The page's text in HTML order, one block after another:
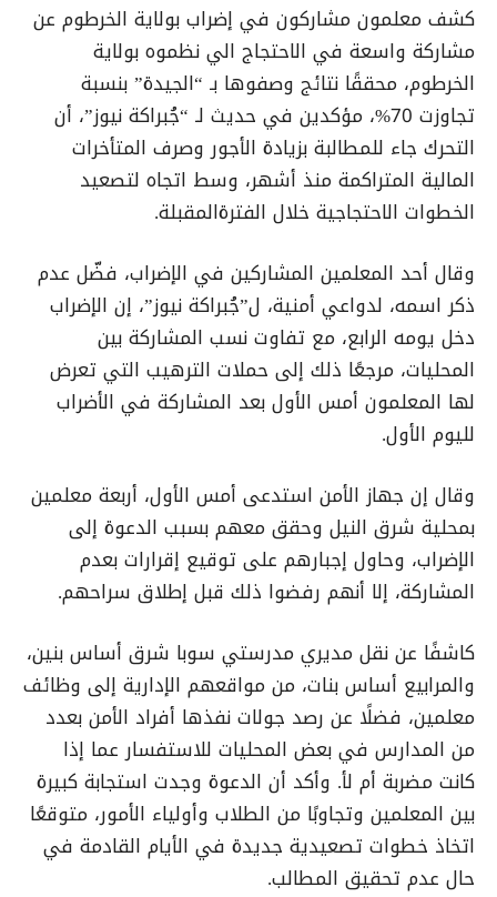
كشف معلمون مشاركون في إضراب بولاية الخرطوم عن
مشاركة واسعة في الاحتجاج الي نظموه بولاية
الخرطوم، محققًا نتائج وصفوها بـ “الجيدة” بنسبة
تجاوزت 70%، مؤكدين في حديث لـ “جُبراكة نيوز”، أن
التحرك جاء للمطالبة بزيادة الأجور وصرف المتأخرات
المالية المتراكمة منذ أشهر، وسط اتجاه لتصعيد
الخطوات الاحتجاجية خلال الفترةالمقبلة.
وقال أحد المعلمين المشاركين في الإضراب، فضّل عدم
ذكر اسمه، لدواعي أمنية، ل”جُبراكة نيوز”، إن الإضراب
دخل يومه الرابع، مع تفاوت نسب المشاركة بين
المحليات، مرجعًا ذلك إلى حملات الترهيب التي تعرض
لها المعلمون أمس الأول بعد المشاركة في الأضراب
لليوم الأول.
وقال إن جهاز الأمن استدعى أمس الأول، أربعة معلمين
بمحلية شرق النيل وحقق معهم بسبب الدعوة إلى
الإضراب، وحاول إجبارهم على توقيع إقرارات بعدم
المشاركة، إلا أنهم رفضوا ذلك قبل إطلاق سراحهم.
كاشفًا عن نقل مديري مدرستي سوبا شرق أساس بنين،
والمرابيع أساس بنات، من مواقعهم الإدارية إلى وظائف
معلمين، فضلًا عن رصد جولات نفذها أفراد الأمن بعدد
من المدارس في بعض المحليات للاستفسار عما إذا
كانت مضربة أم لأ. وأكد أن الدعوة وجدت استجابة كبيرة
بين المعلمين وتجاوبًا من الطلاب وأولياء الأمور، متوقعًا
اتخاذ خطوات تصعيدية جديدة في الأيام القادمة في
حال عدم تحقيق المطالب.